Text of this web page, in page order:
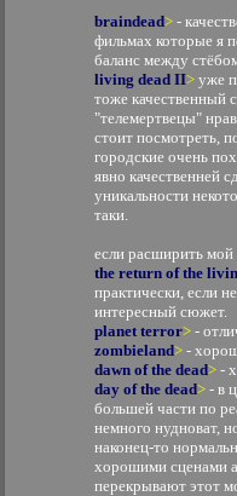
braindead> -
фильмах которые я
баланс между
living dead II> уже
тоже качественный
"телемертвецы"
стоит посмотреть,
городские очень
явно качественней
уникальности
таки.
если расширить мой
the return of the
практически, если
интересный сюжет.
planet terror> -
zombieland> -
dawn of the dead> -
day of the dead> - в
большей части по
немного нудноват,
наконец-то
хорошими сценами
перекрывают этот